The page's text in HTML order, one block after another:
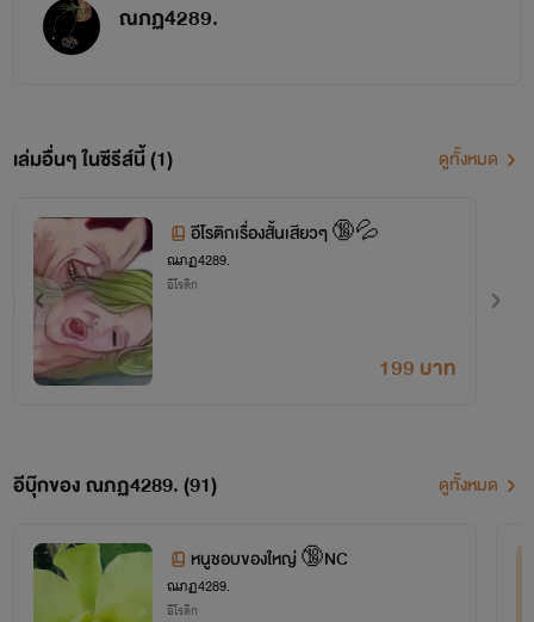
ณภฏ4289.
เล่มอื่นๆ ในซีรีส์นี้ (1) ดูทั้งหมด
อีโรติกเรื่องสั้นเสียวๆ 🔞💦
ณภฏ4289.
อีโรติก
199 บาท
อีบุ๊กของ ณภฏ4289. (91) ดูทั้งหมด
หนูชอบของใหญ่ 🔞NC
ณภฏ4289.
อีโรติก